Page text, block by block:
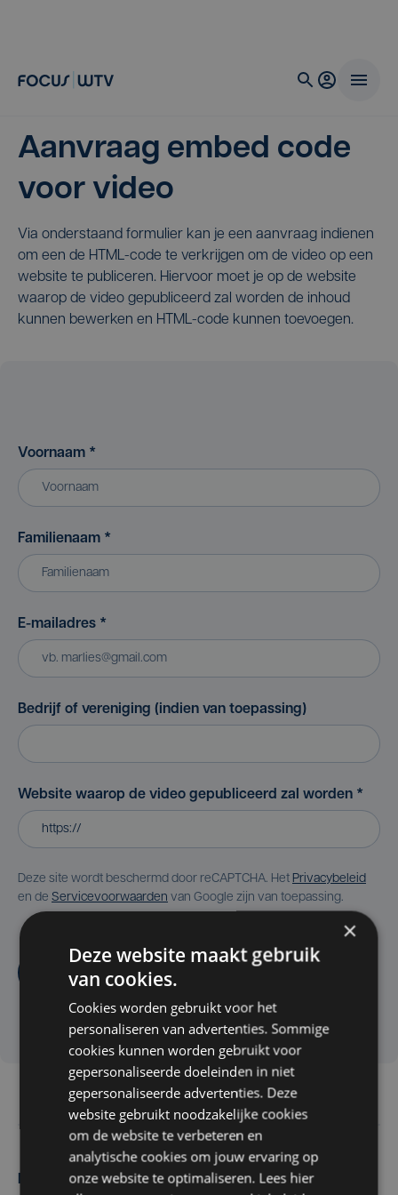
Aanvraag embed code
voor video
Via onderstaand formulier kan je een aanvraag indienen
om een de HTML-code te verkrijgen om de video op een
website te publiceren. Hiervoor moet je op de website
waarop de video gepubliceerd zal worden de inhoud
kunnen bewerken en HTML-code kunnen toevoegen.
Voornaam *
Familienaam *
E-mailadres *
Bedrijf of vereniging (indien van toepassing)
Website waarop de video gepubliceerd zal worden *
Deze site wordt beschermd door reCAPTCHA. Het Privacybeleid
en de Servicevoorwaarden van Google zijn van toepassing.
Aanvragen
Maak zelf het nieuws
×
Deze website maakt gebruik
van cookies.
Cookies worden gebruikt voor het
personaliseren van advertenties. Sommige
cookies kunnen worden gebruikt voor
gepersonaliseerde doeleinden in niet
gepersonaliseerde advertenties. Deze
website gebruikt noodzakelijke cookies
om de website te verbeteren en
analytische cookies om jouw ervaring op
onze website te optimaliseren. Lees hier